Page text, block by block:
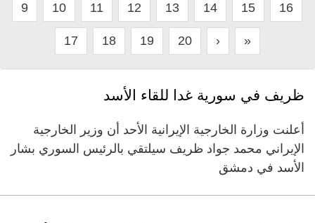
9 10 11 12 13 14 15 16
17 18 19 20 › »
ظريف في سورية غدا للقاء الأسد
أعلنت وزارة الخارجية الإيرانية الأحد أن وزير الخارجية
الإيراني محمد جواد ظريف سيلتقي بالرئيس السوري بشار
الأسد في دمشق